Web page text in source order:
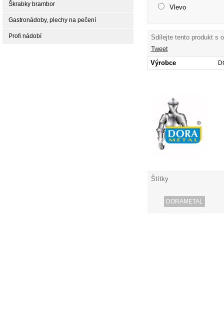
Vlevo
Sdílejte tento produkt s
Tweet
Výrobce
Štítky
DORAMETAL
Škrabky brambor
Gastronádoby, plechy na pečení
Profi nádobí